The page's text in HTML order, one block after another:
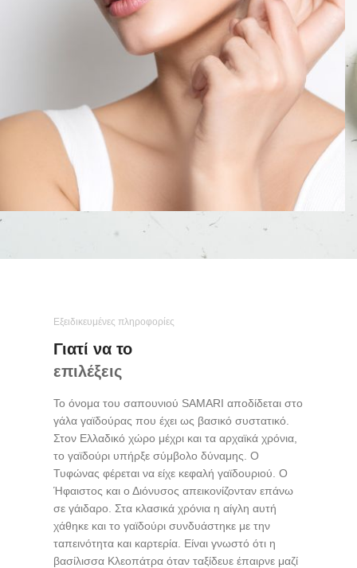
Εξειδικευμένες πληροφορίες
Γιατί να το
επιλέξεις
Το όνομα του σαπουνιού SAMARI αποδίδεται στο
γάλα γαϊδούρας που έχει ως βασικό συστατικό.
Στον Ελλαδικό χώρο μέχρι και τα αρχαϊκά χρόνια,
το γαϊδούρι υπήρξε σύμβολο δύναμης. Ο
Τυφώνας φέρεται να είχε κεφαλή γαϊδουριού. Ο
Ήφαιστος και ο Διόνυσος απεικονίζονταν επάνω
σε γάιδαρο. Στα κλασικά χρόνια η αίγλη αυτή
χάθηκε και το γαϊδούρι συνδυάστηκε με την
ταπεινότητα και καρτερία. Είναι γνωστό ότι η
βασίλισσα Κλεοπάτρα όταν ταξίδευε έπαιρνε μαζί